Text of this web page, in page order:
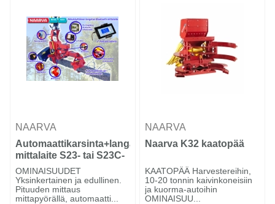
NAARVA
Automaattikarsinta+langaton
mittalaite S23- tai S23C-
sykeharvesteriin
OMINAISUUDET
Yksinkertainen ja edullinen.
Pituuden mittaus
mittapyörällä, automaatti...
NAARVA
Naarva K32 kaatopää
KAATOPÄÄ Harvestereihin,
10-20 tonnin kaivinkoneisiin
ja kuorma-autoihin
OMINAISUU...